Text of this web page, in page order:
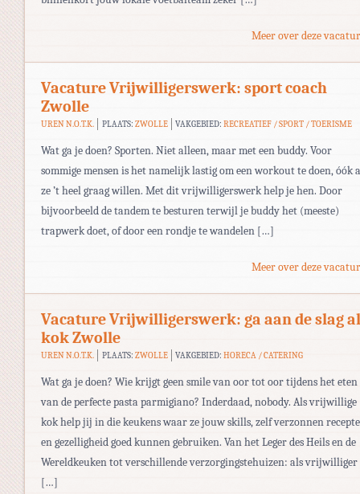
Meer over deze
Vacature Vrijwilligerswerk: sport coach
Zwolle
UREN N.O.T.K. PLAATS: ZWOLLE VAKGEBIED:RECREATIEF / SPORT / TOERISME
Wat ga je doen? Sporten. Niet alleen, maar met een buddy. Voor
sommige mensen is het namelijk lastig om een workout te doen, óók
ze ’t heel graag willen. Met dit vrijwilligerswerk help je hen. Door
bijvoorbeeld de tandem te besturen terwijl je buddy het (meeste)
trapwerk doet, of door een rondje te wandelen […]
Meer over deze
Vacature Vrijwilligerswerk: ga aan de slag
kok Zwolle
UREN N.O.T.K. PLAATS: ZWOLLE VAKGEBIED:HORECA / CATERING
Wat ga je doen? Wie krijgt geen smile van oor tot oor tijdens het eten
van de perfecte pasta parmigiano? Inderdaad, nobody. Als vrijwillige
kok help jij in die keukens waar ze jouw skills, zelf verzonnen
en gezelligheid goed kunnen gebruiken. Van het Leger des Heils en de
Wereldkeuken tot verschillende verzorgingstehuizen: als vrijwilliger
[…]